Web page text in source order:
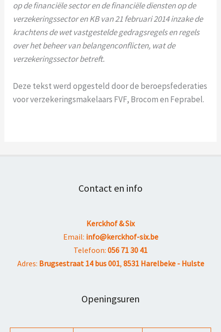
op de financiële sector en de financiële diensten op de
verzekeringssector en KB van 21 februari 2014 inzake de
krachtens de wet vastgestelde gedragsregels en regels
over het beheer van belangenconflicten, wat de
verzekeringssector betreft.
Deze tekst werd opgesteld door de beroepsfederaties
voor verzekeringsmakelaars FVF, Brocom en Feprabel.
Contact en info
Kerckhof & Six
Email: info@kerckhof-six.be
Telefoon: 056 71 30 41
Adres: Brugsestraat 14 bus 001, 8531 Harelbeke - Hulste
Openingsuren